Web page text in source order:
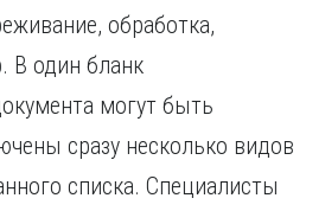
обработка,
В один бланк
могут быть
сразу несколько видов
списка. Специалисты